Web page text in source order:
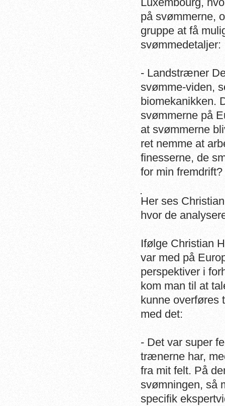
på svømmerne,
gruppe at få
svømmedetaljer:
- Landstræner
svømme-viden,
biomekanikken.
svømmerne på
at svømmerne
ret nemme at
finesserne, de
for min fremdrift?
Her ses
hvor de
Ifølge Christian
var med på
perspektiver i
kom man til at
kunne overføres
med det:
- Det var super
trænerne har,
fra mit felt. På
svømningen, så
specifik